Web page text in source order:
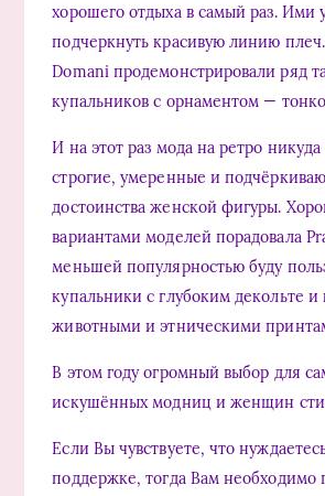
хорошего отдыха в самый раз. Ими
подчеркнуть красивую линию
Domani продемонстрировали ряд
купальников с орнаментом —
И на этот раз мода на ретро
строгие, умеренные и
достоинства женской фигуры.
вариантами моделей порадовала
меньшей популярностью буду
купальники с глубоким декольте и
животными и этническими
В этом году огромный выбор для
искушённых модниц и женщин
Если Вы чувствуете, что
поддержке, тогда Вам необходимо